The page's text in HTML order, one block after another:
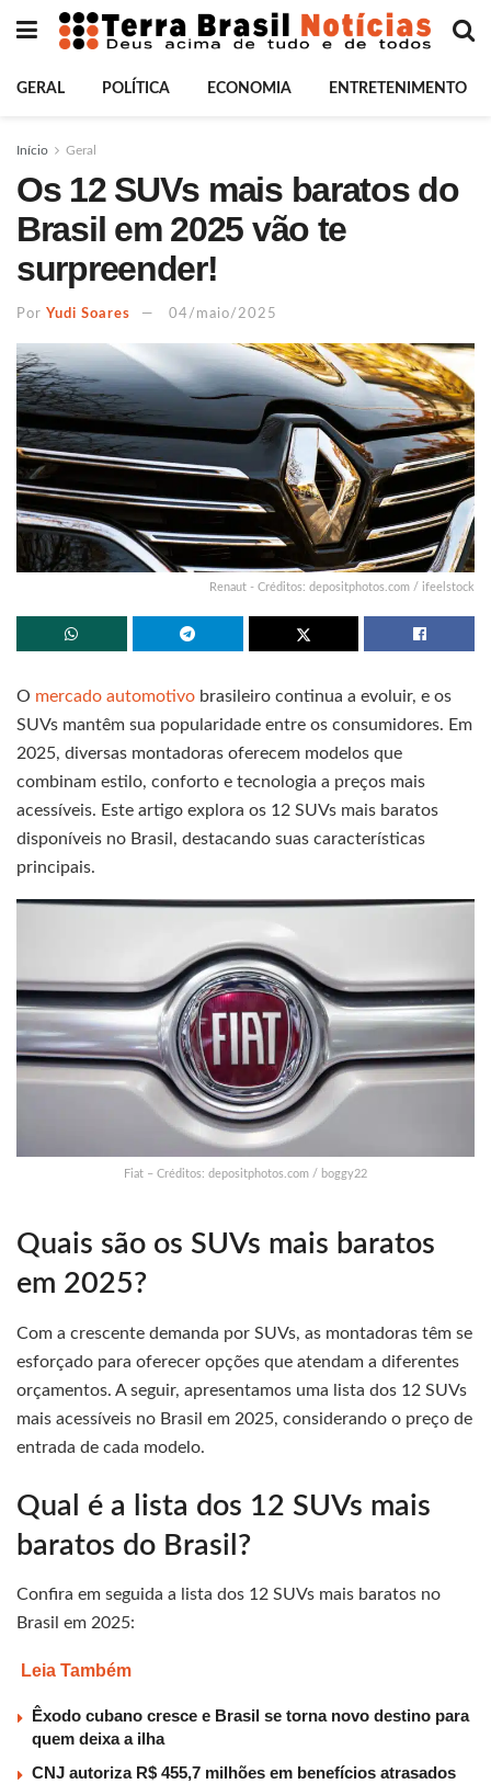
GERAL POLÍTICA ECONOMIA ENTRETENIMENTO
Início Geral
Os 12 SUVs mais baratos do
Brasil em 2025 vão te
surpreender!
Por Yudi Soares 04/maio/2025
Renaut - Créditos: depositphotos.com / ifeelstock
O mercado automotivo brasileiro continua a evoluir, e os
SUVs mantêm sua popularidade entre os consumidores. Em
2025, diversas montadoras oferecem modelos que
combinam estilo, conforto e tecnologia a preços mais
acessíveis. Este artigo explora os 12 SUVs mais baratos
disponíveis no Brasil, destacando suas características
principais.
Fiat – Créditos: depositphotos.com / boggy22
Quais são os SUVs mais baratos
em 2025?
Com a crescente demanda por SUVs, as montadoras têm se
esforçado para oferecer opções que atendam a diferentes
orçamentos. A seguir, apresentamos uma lista dos 12 SUVs
mais acessíveis no Brasil em 2025, considerando o preço de
entrada de cada modelo.
Qual é a lista dos 12 SUVs mais
baratos do Brasil?
Confira em seguida a lista dos 12 SUVs mais baratos no
Brasil em 2025:
Leia Também
Êxodo cubano cresce e Brasil se torna novo destino para
quem deixa a ilha
CNJ autoriza R$ 455,7 milhões em benefícios atrasados